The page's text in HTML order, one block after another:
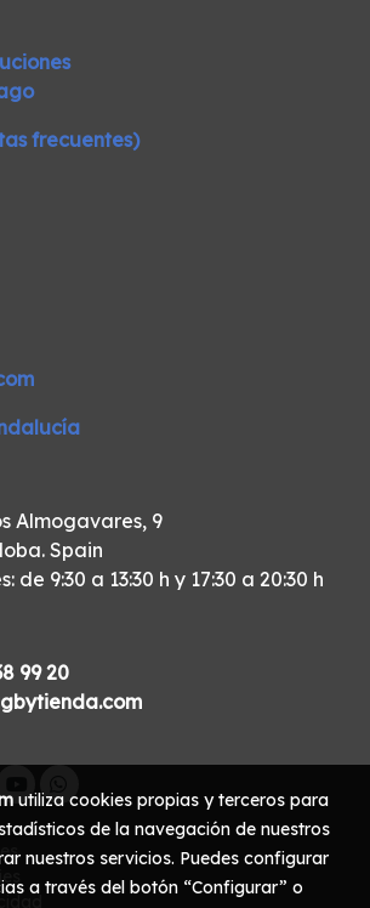
frecuentes)
Almogavares, 9
Spain
de 9:30 a 13:30 h y 17:30 a 20:30 h
99 20
utiliza cookies propias y terceros para
de la navegación de nuestros
nuestros servicios. Puedes configurar
a través del botón “Configurar” o